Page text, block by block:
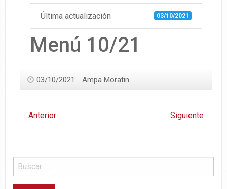
Última actualización 03/10/2021
Menú 10/21
03/10/2021 Ampa Moratin
Anterior Siguiente